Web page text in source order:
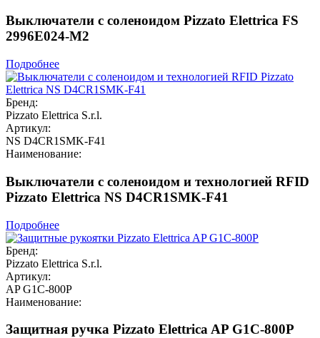
Выключатели с соленоидом Pizzato Elettrica FS
2996E024-M2
Подробнее
Бренд:
Pizzato Elettrica S.r.l.
Артикул:
NS D4CR1SMK-F41
Наименование:
Выключатели с соленоидом и технологией RFID
Pizzato Elettrica NS D4CR1SMK-F41
Подробнее
Бренд:
Pizzato Elettrica S.r.l.
Артикул:
AP G1C-800P
Наименование:
Защитная ручка Pizzato Elettrica AP G1C-800P